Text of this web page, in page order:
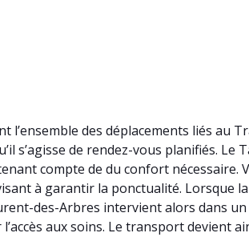
l’ensemble des déplacements liés au
s’agisse de rendez-vous planifiés. Le
compte de du confort nécessaire.
à garantir la ponctualité. Lorsque
des-Arbres intervient alors dans
aux soins. Le transport devient